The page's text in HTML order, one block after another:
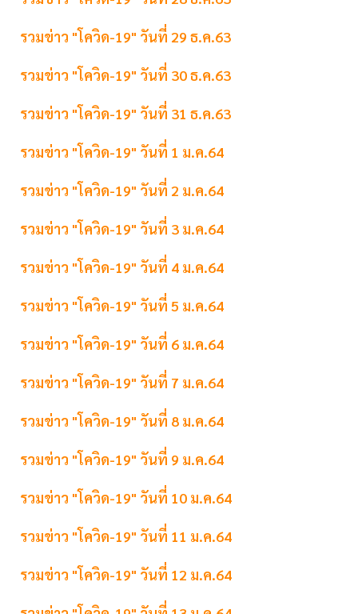
รวมข่าว "โควิด-19" วันที่ 29 ธ.ค.63
รวมข่าว "โควิด-19" วันที่ 30 ธ.ค.63
รวมข่าว "โควิด-19" วันที่ 31 ธ.ค.63
รวมข่าว "โควิด-19" วันที่ 1 ม.ค.64
รวมข่าว "โควิด-19" วันที่ 2 ม.ค.64
รวมข่าว "โควิด-19" วันที่ 3 ม.ค.64
รวมข่าว "โควิด-19" วันที่ 4 ม.ค.64
รวมข่าว "โควิด-19" วันที่ 5 ม.ค.64
รวมข่าว "โควิด-19" วันที่ 6 ม.ค.64
รวมข่าว "โควิด-19" วันที่ 7 ม.ค.64
รวมข่าว "โควิด-19" วันที่ 8 ม.ค.64
รวมข่าว "โควิด-19" วันที่ 9 ม.ค.64
รวมข่าว "โควิด-19" วันที่ 10 ม.ค.64
รวมข่าว "โควิด-19" วันที่ 11 ม.ค.64
รวมข่าว "โควิด-19" วันที่ 12 ม.ค.64